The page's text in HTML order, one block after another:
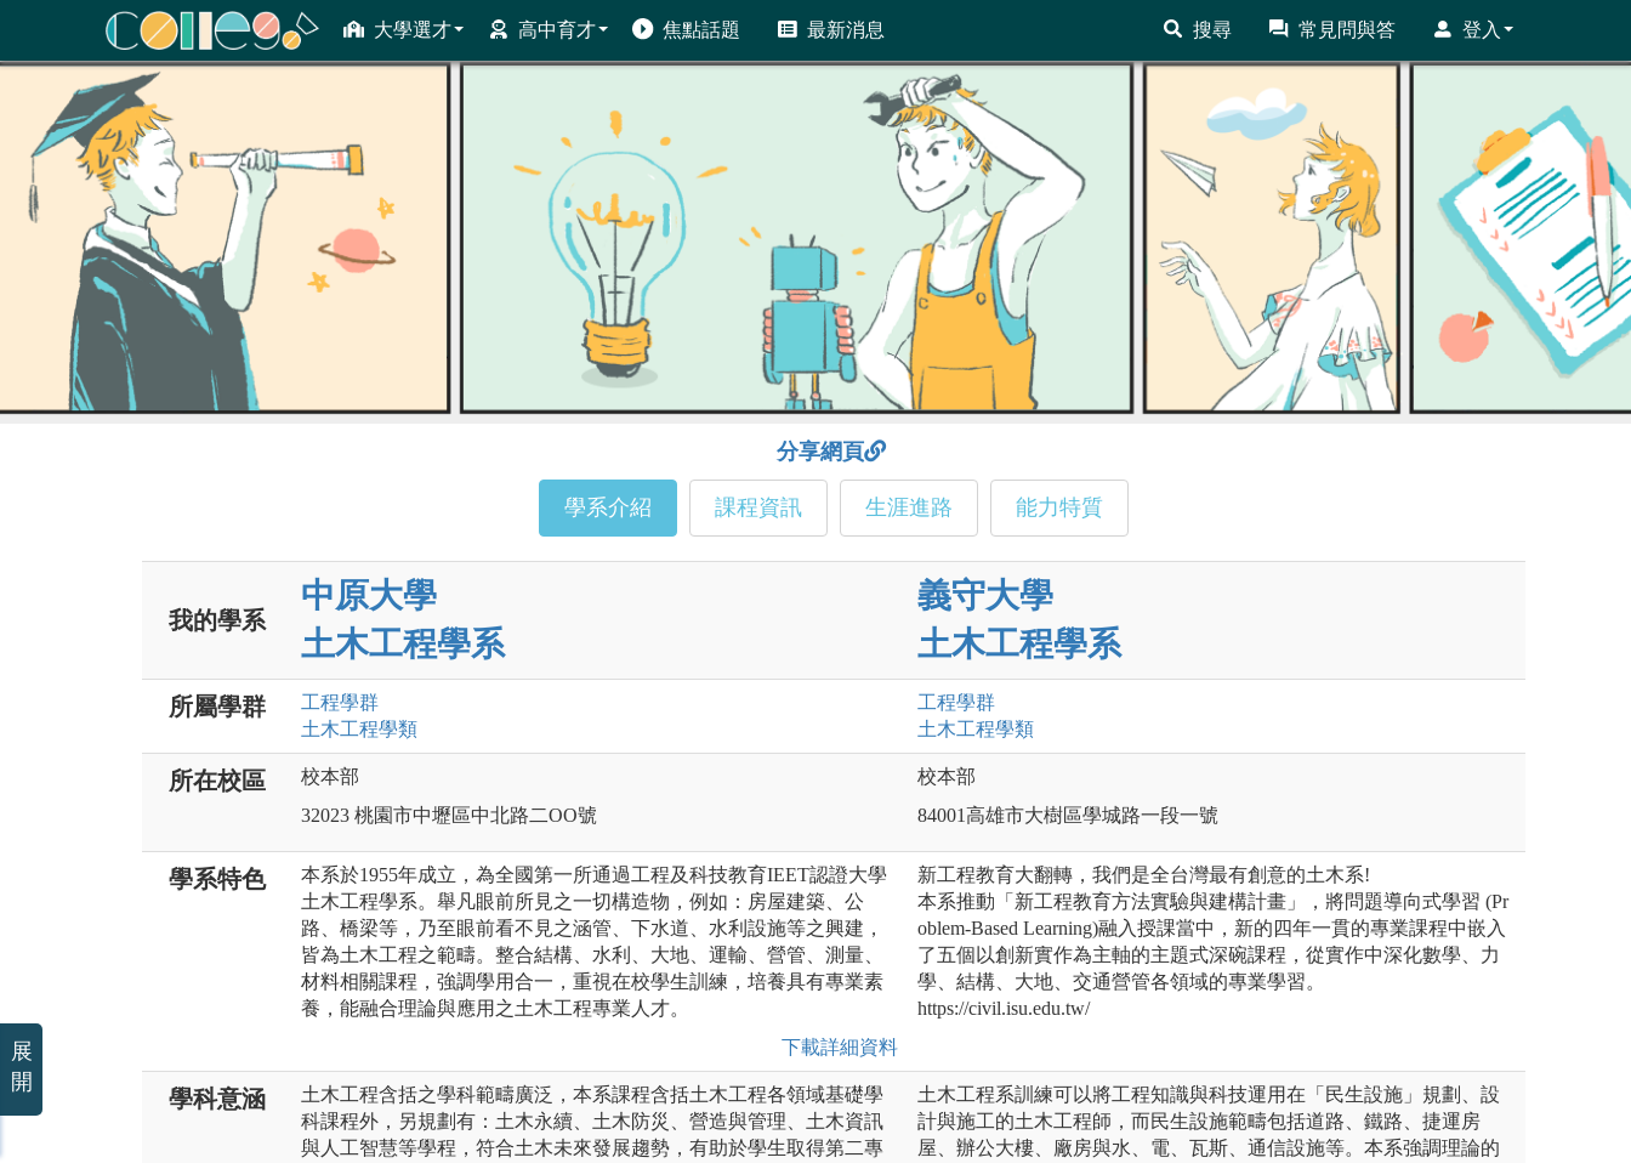
大學選才 高中育才 焦點話題 最新消息 搜尋 常見問與答 登入
ColleGo! 大學選才與高中育才輔助系統
分享網頁
學系介紹 課程資訊 生涯進路 能力特質
我的學系
中原大學
土木工程學系
義守大學
土木工程學系
所屬學群 工程學群
土木工程學類
工程學群
土木工程學類
所在校區
校本部
32023 桃園市中壢區中北路二OO號
校本部
84001高雄市大樹區學城路一段一號
學系特色
本系於1955年成立，為全國第一所通過工程及科技教育IEET認證大學
土木工程學系。舉凡眼前所見之一切構造物，例如：房屋建築、公
路、橋梁等，乃至眼前看不見之涵管、下水道、水利設施等之興建，
皆為土木工程之範疇。整合結構、水利、大地、運輸、營管、測量、
材料相關課程，強調學用合一，重視在校學生訓練，培養具有專業素
養，能融合理論與應用之土木工程專業人才。
下載詳細資料
新工程教育大翻轉，我們是全台灣最有創意的土木系!
本系推動「新工程教育方法實驗與建構計畫」，將問題導向式學習 (Pr
oblem-Based Learning)融入授課當中，新的四年一貫的專業課程中嵌入
了五個以創新實作為主軸的主題式深碗課程，從實作中深化數學、力
學、結構、大地、交通營管各領域的專業學習。
https://civil.isu.edu.tw/
學科意涵
土木工程含括之學科範疇廣泛，本系課程含括土木工程各領域基礎學
科課程外，另規劃有：土木永續、土木防災、營造與管理、土木資訊
與人工智慧等學程，符合土木未來發展趨勢，有助於學生取得第二專
土木工程系訓練可以將工程知識與科技運用在「民生設施」規劃、設
計與施工的土木工程師，而民生設施範疇包括道路、鐵路、捷運房
屋、辦公大樓、廠房與水、電、瓦斯、通信設施等。本系強調理論的
展
開